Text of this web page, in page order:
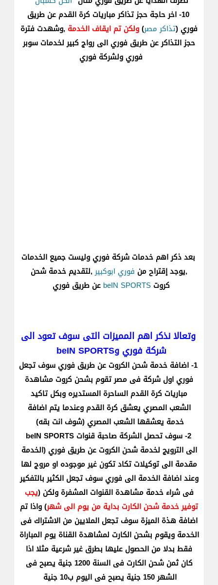
10- اخر حاجة حجز تذاكر مباريات كرة القدم عن طريق
فوري (تذاكر مصر)ولكن تم ايقاف الخدمة ,وشهدت فترة
حجز التذاكر عن طريق فوري الى رواج كبير لخدمات سوبر
فوري ولشركة فوري
بعد ذكر اهم خدمات شركة فوري وليست جميع الخدمات
,يوجد إقتراح من فوري ابوكبير,لتقديم خدمة شحن
كروتbeIN SPORTS عن طريق فوري
وتعالا نذكر اهم المميزات التى سوف تعود الى
شركة فوري وbeIN SPORTS
1- اضافة خدمة شحن الكروت عن طريق فوري سوف تجعل
فوري اول شركة فى مصر تقوم بشحن كروت مشاهدة
مباريات كرة القدم الساحرة المستديره وبكل تاكيد
الشعب المصري يعشق كرة القدم وعندما يتم اضافة
خدمة يعشقها الشعب المصري (شوف انت بقه)
2- سوف تحصل الشركة صاحبة قنوات beIN SPORTS
الى الترويج لخدمة شحن الكروت عن طريق فوري (الخدمة
مقدمة الى توكيلات تكاد تكون غير موجوده او مروج لها
وعند اضافة الخدمة الى فوري سوف تجعل الكثير بالتفكير
فى شراء خدمة مشاهدة القنوات المشفرة ولكن (يجب
توفير خدمة شحن الكارت بداية من يوم الى شهر) واذا تم
اضافة هذة الميزة سوف تجعل الملايين من الاشتراك فى
الخدمة ويقوم بشحن الكارت لمشاهدة القناة يوم المباراة
فقط بدلا من الحصول عليها بطرق غير شرعية مثلا اذا
كان ثمن شحن الكارت فى السنة 1200 جنية يصبح فى
الشهر 150 جنية يصبح فى اليوم ب10 جنية